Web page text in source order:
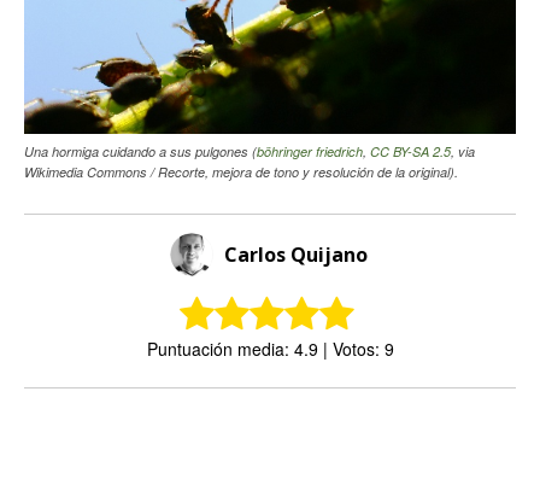
Una hormiga cuidando a sus pulgones (böhringer friedrich, CC BY-SA 2.5, via
Wikimedia Commons / Recorte, mejora de tono y resolución de la original).
Carlos Quijano
Puntuación media: 4.9 | Votos: 9